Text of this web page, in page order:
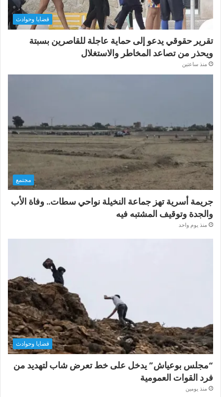
قضايا وحوادث
تقرير حقوقي يدعو إلى حماية عاجلة للقاصرين بسبتة
ويحذر من تصاعد المخاطر والاستغلال
منذ ساعتين
مجتمع
جريمة أسرية تهز جماعة النخيلة نواحي سطات.. وفاة الأب
والجدة وتوقيف المشتبه فيه
منذ يوم واحد
قضايا وحوادث
“مجلس بوعياش” يدخل على خط تعرض شاب لتهديد من
فرد القوات العمومية
منذ يومين